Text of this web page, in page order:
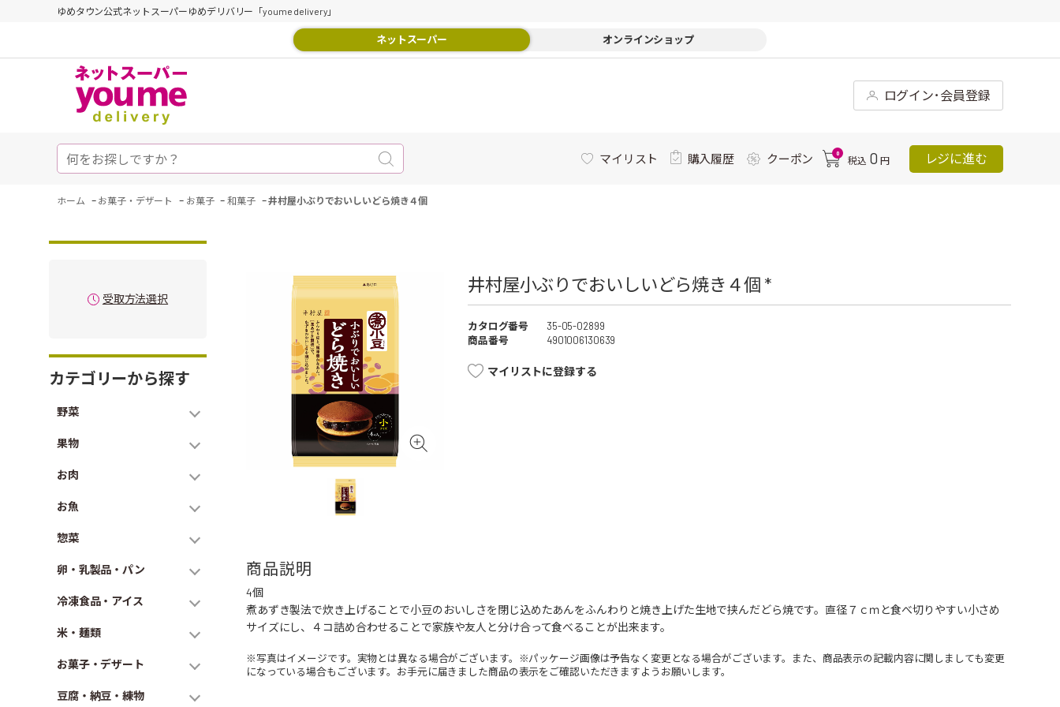
ゆめタウン公式ネットスーパーゆめデリバリー「youme delivery」
ネットスーパー オンラインショップ
ログイン･会員登録
マイリスト 購入履歴 クーポン 0
税込 0 円 レジに進む
ホーム - お菓子・デザート - お菓子 -和菓子 -井村屋小ぶりでおいしいどら焼き４個
受取方法選択
カテゴリーから探す
野菜
果物
お肉
お魚
惣菜
卵・乳製品・パン
冷凍食品・アイス
米・麺類
お菓子・デザート
豆腐・納豆・練物
井村屋小ぶりでおいしいどら焼き４個 *
カタログ番号
35-05-02899
商品番号
4901006130639
マイリストに登録する
商品説明
4個
煮あずき製法で炊き上げることで小豆のおいしさを閉じ込めたあんをふんわりと焼き上げた生地で挟んだどら焼です。直径７ｃｍと食べ切りやすい小さめ
サイズにし、４コ詰め合わせることで家族や友人と分け合って食べることが出来ます。
※写真はイメージです。実物とは異なる場合がございます。※パッケージ画像は予告なく変更となる場合がございます。また、商品表示の記載内容に関しましても変更
になっている場合もございます。お手元に届きました商品の表示をご確認いただきますようお願いします。